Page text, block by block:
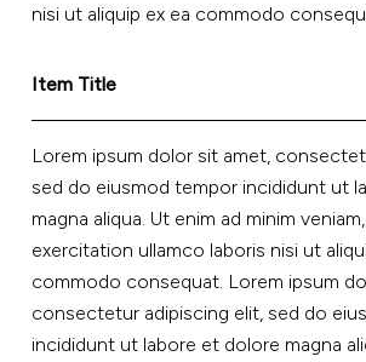
nisi ut aliquip ex ea commodo
Item Title
Lorem ipsum dolor sit amet,
sed do eiusmod tempor incididunt ut
magna aliqua. Ut enim ad minim
exercitation ullamco laboris nisi ut
commodo consequat. Lorem ipsum
consectetur adipiscing elit, sed do
incididunt ut labore et dolore magna